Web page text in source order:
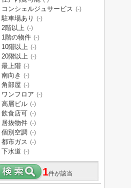
コンシェルジュサービス (-)
駐車場あり (-)
2階以上 (-)
1階の物件 (-)
10階以上 (-)
20階以上 (-)
最上階 (-)
南向き (-)
角部屋 (-)
ワンフロア (-)
高層ビル (-)
飲食店可 (-)
居抜物件 (-)
個別空調 (-)
都市ガス (-)
下水道 (-)
1件が該当